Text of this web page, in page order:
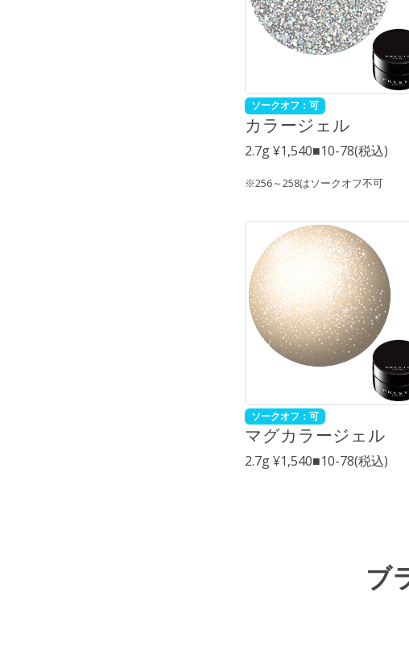
ソークオフ：可
カラージェル
2.7g ¥1,540■10-78(税込)
※256～258はソークオフ不可
ソークオフ：可
マグカラージェル
2.7g ¥1,540■10-78(税込)
ブ